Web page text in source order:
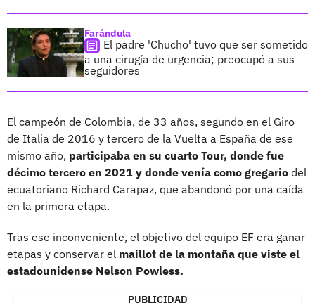
Farándula
El padre 'Chucho' tuvo que ser sometido
a una cirugía de urgencia; preocupó a sus
seguidores
El campeón de Colombia, de 33 años, segundo en el Giro
de Italia de 2016 y tercero de la Vuelta a España de ese
mismo año, participaba en su cuarto Tour, donde fue
décimo tercero en 2021 y donde venía como gregario del
ecuatoriano Richard Carapaz, que abandonó por una caída
en la primera etapa.
Tras ese inconveniente, el objetivo del equipo EF era ganar
etapas y conservar el maillot de la montaña que viste el
estadounidense Nelson Powless.
PUBLICIDAD